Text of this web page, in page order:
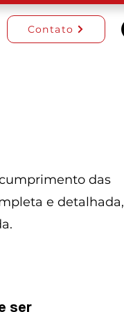
Contato
das
e detalhada,
ser